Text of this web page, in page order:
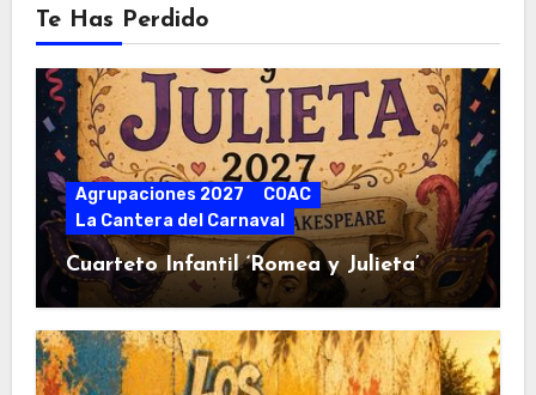
Te Has Perdido
Agrupaciones 2027
COAC
La Cantera del Carnaval
Cuarteto Infantil ‘Romea y Julieta’